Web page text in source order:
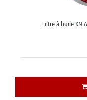
Filtre à huile KN